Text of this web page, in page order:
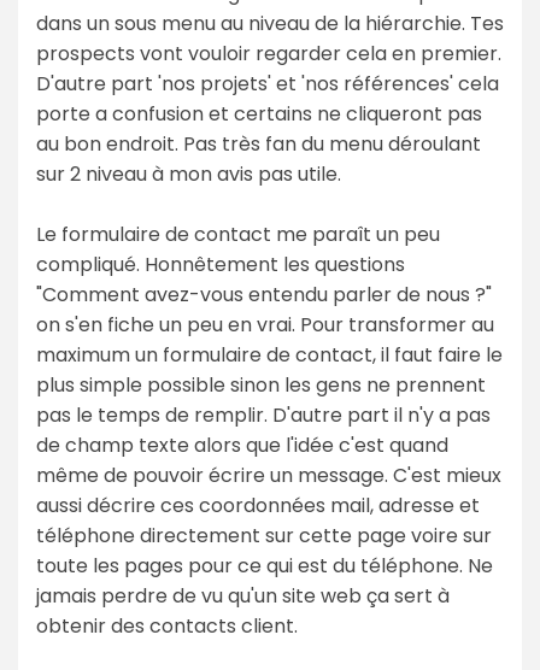
dans un sous menu au niveau de la hiérarchie. Tes
prospects vont vouloir regarder cela en premier.
D'autre part 'nos projets' et 'nos références' cela
porte a confusion et certains ne cliqueront pas
au bon endroit. Pas très fan du menu déroulant
sur 2 niveau à mon avis pas utile.
Le formulaire de contact me paraît un peu
compliqué. Honnêtement les questions
"Comment avez-vous entendu parler de nous ?"
on s'en fiche un peu en vrai. Pour transformer au
maximum un formulaire de contact, il faut faire le
plus simple possible sinon les gens ne prennent
pas le temps de remplir. D'autre part il n'y a pas
de champ texte alors que l'idée c'est quand
même de pouvoir écrire un message. C'est mieux
aussi décrire ces coordonnées mail, adresse et
téléphone directement sur cette page voire sur
toute les pages pour ce qui est du téléphone. Ne
jamais perdre de vu qu'un site web ça sert à
obtenir des contacts client.